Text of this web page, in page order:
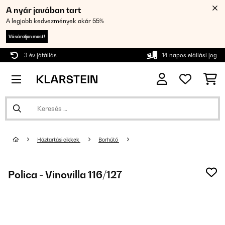
A nyár javában tart
A legjobb kedvezmények akár 55%
Vásároljon most!
3 év jótállás 14 napos elállási jog
Háztartási cikkek Borhűtő
Polica - Vinovilla 116/127